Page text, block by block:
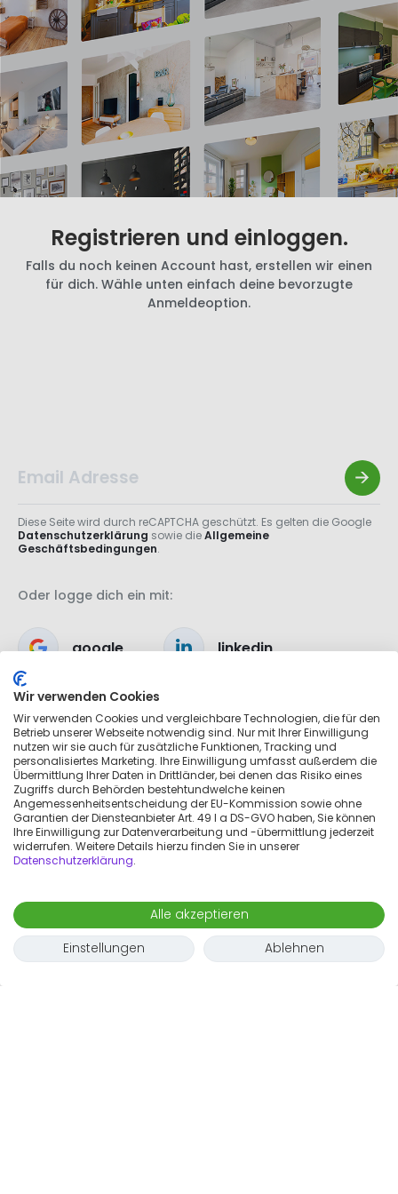
Registrieren und einloggen.
Falls du noch keinen Account hast, erstellen wir einen
für dich. Wähle unten einfach deine bevorzugte
Anmeldeoption.
Diese Seite wird durch reCAPTCHA geschützt. Es gelten die Google
Datenschutzerklärung sowie dieAllgemeine
Geschäftsbedingungen.
Oder logge dich ein mit:
google linkedin
apple
Wir verwenden Cookies
Wir verwenden Cookies und vergleichbare Technologien, die für den
Betrieb unserer Webseite notwendig sind. Nur mit Ihrer Einwilligung
nutzen wir sie auch für zusätzliche Funktionen, Tracking und
personalisiertes Marketing. Ihre Einwilligung umfasst außerdem die
Übermittlung Ihrer Daten in Drittländer, bei denen das Risiko eines
Zugriffs durch Behörden bestehtundwelche keinen
Angemessenheitsentscheidung der EU-Kommission sowie ohne
Garantien der Diensteanbieter Art. 49 I a DS-GVO haben, Sie können
Ihre Einwilligung zur Datenverarbeitung und -übermittlung jederzeit
widerrufen. Weitere Details hierzu finden Sie in unserer
Datenschutzerklärung.
Alle akzeptieren
Einstellungen
Ablehnen